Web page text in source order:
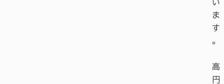
い
ま
す
。
高
円